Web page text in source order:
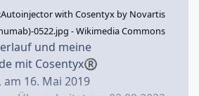
with Cosentyx by Novartis
0522.jpg - Wikimedia Commons
und meine
mit Cosentyx®
16. Mai 2019